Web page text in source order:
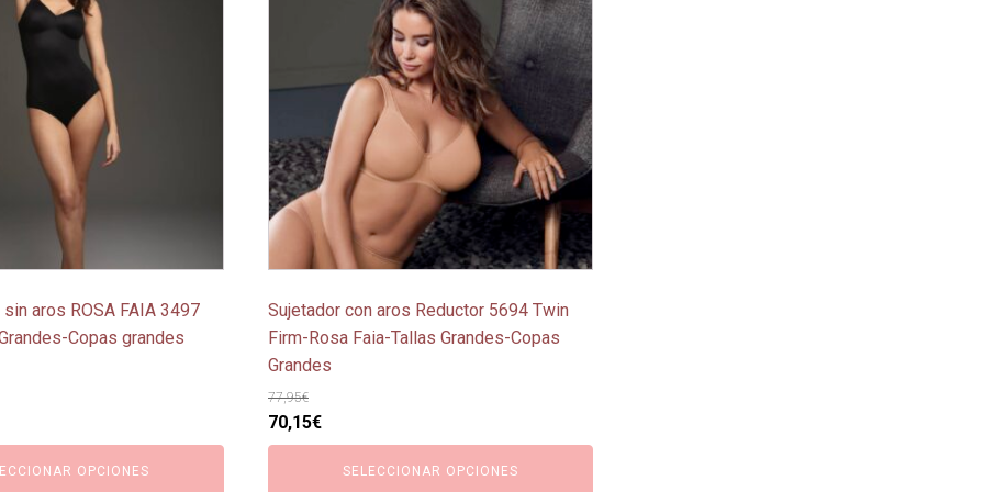
aros ROSA FAIA 3497
Copas grandes
OPCIONES
Sujetador con aros Reductor 5694 Twin
Firm-Rosa Faia-Tallas Grandes-Copas
Grandes
77,95€
El
precio
70,15€El
precio
actual
SELECCIONAR OPCIONES
Las
opciones
se
pueden
elegir
en
de
producto